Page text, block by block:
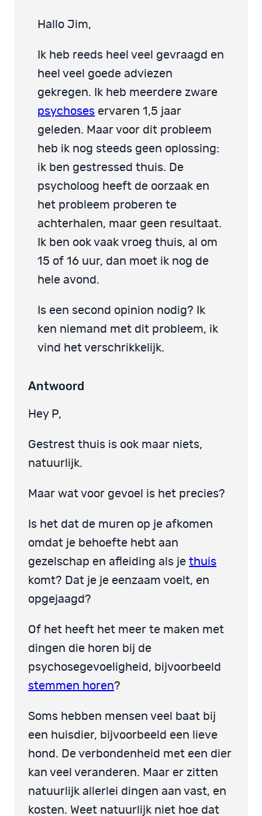
Hallo Jim,
Ik heb reeds heel veel gevraagd en
heel veel goede adviezen
gekregen. Ik heb meerdere zware
psychoses ervaren 1,5 jaar
geleden. Maar voor dit probleem
heb ik nog steeds geen oplossing:
ik ben gestressed thuis. De
psycholoog heeft de oorzaak en
het probleem proberen te
achterhalen, maar geen resultaat.
Ik ben ook vaak vroeg thuis, al om
15 of 16 uur, dan moet ik nog de
hele avond.
Is een second opinion nodig? Ik
ken niemand met dit probleem, ik
vind het verschrikkelijk.
Antwoord
Hey P,
Gestrest thuis is ook maar niets,
natuurlijk.
Maar wat voor gevoel is het precies?
Is het dat de muren op je afkomen
omdat je behoefte hebt aan
gezelschap en afleiding als je thuis
komt? Dat je je eenzaam voelt, en
opgejaagd?
Of het heeft het meer te maken met
dingen die horen bij de
psychosegevoeligheid, bijvoorbeeld
stemmen horen?
Soms hebben mensen veel baat bij
een huisdier, bijvoorbeeld een lieve
hond. De verbondenheid met een dier
kan veel veranderen. Maar er zitten
natuurlijk allerlei dingen aan vast, en
kosten. Weet natuurlijk niet hoe dat